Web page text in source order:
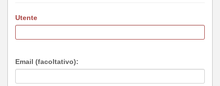
Utente
Email (facoltativo):